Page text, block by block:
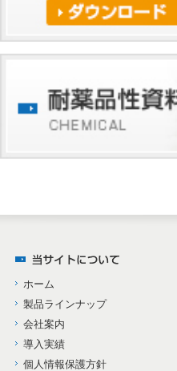
ホーム
製品ラインナップ
会社案内
導入実績
個人情報保護方針